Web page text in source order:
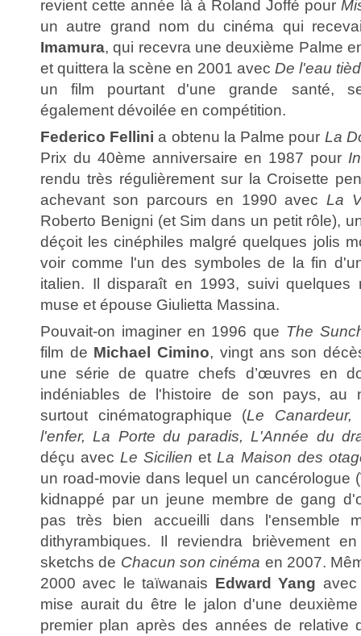
revient cette année là à Roland Joffé pour
un autre grand nom du cinéma qui
Imamura, qui recevra une deuxième Palme
et quittera la scène en 2001 avec De l'eau
un film pourtant d'une grande santé,
également dévoilée en compétition.
Federico Fellini a obtenu la Palme pour La
Prix du 40ème anniversaire en 1987 pour
rendu très régulièrement sur la Croisette
achevant son parcours en 1990 avecLa
Roberto Benigni (et Sim dans un petit rôle),
déçoit les cinéphiles malgré quelques jolis
voir comme l'un des symboles de la fin
italien. Il disparaît en 1993, suivi
muse et épouse Giulietta Massina.
Pouvait-on imaginer en 1996 que The
film de Michael Cimino, vingt ans son
une série de quatre chefs d’œuvres en
indéniables de l'histoire de son pays, au
surtout cinématographique (Le
l'enfer, La Porte du paradis, L'Année du
déçu avecLe Sicilien etLa Maison des
un road-movie dans lequel un cancérologue
kidnappé par un jeune membre de gang
pas très bien accueilli dans l'ensemble
dithyrambiques. Il reviendra brièvement
sketchs de Chacun son cinéma en 2007.
2000 avec le taïwanais Edward Yang
mise aurait du être le jalon d'une
premier plan après des années de relative